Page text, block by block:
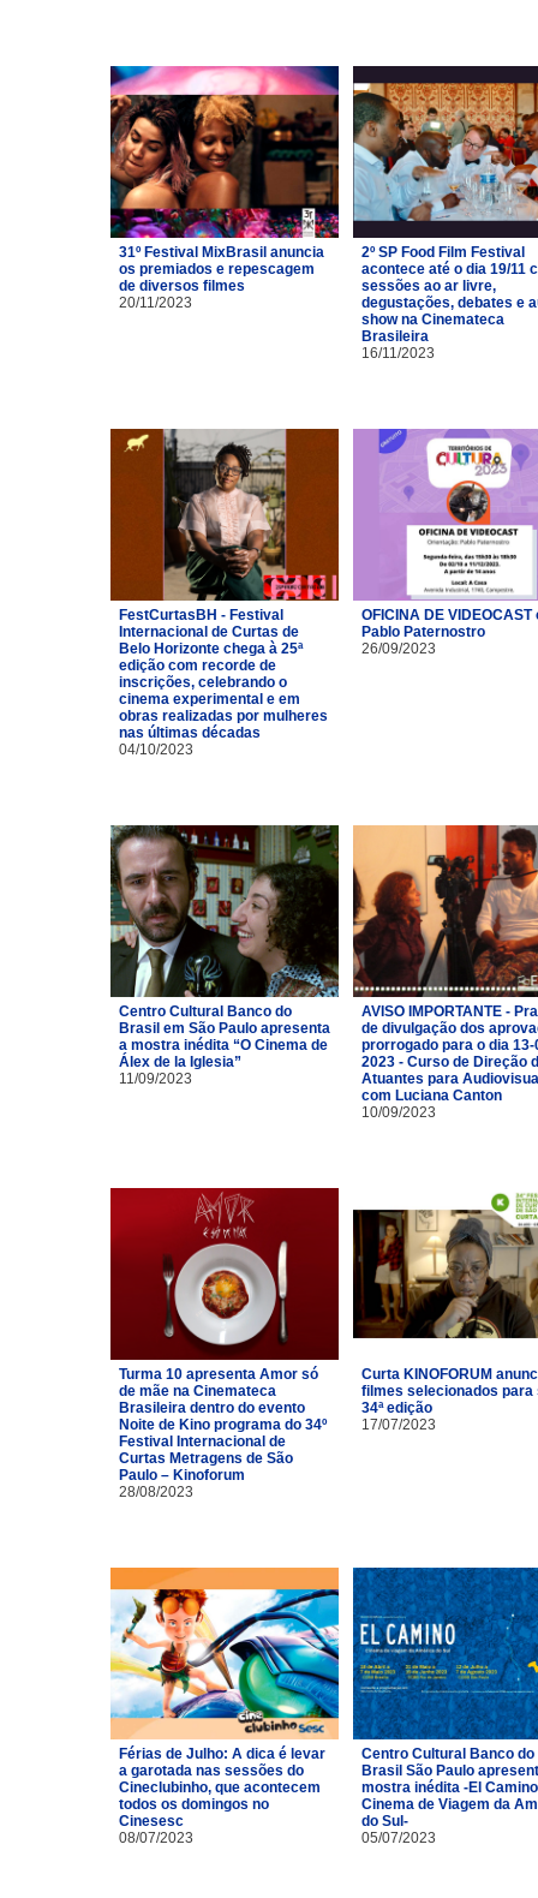
31º Festival MixBrasil anuncia
os premiados e repescagem
de diversos filmes
20/11/2023
2º SP Food Film Festival
acontece até o dia 19/11
sessões ao ar livre,
degustações, debates e
show na Cinemateca
Brasileira
16/11/2023
FestCurtasBH - Festival
Internacional de Curtas de
Belo Horizonte chega à 25ª
edição com recorde de
inscrições, celebrando o
cinema experimental e em
obras realizadas por mulheres
nas últimas décadas
04/10/2023
OFICINA DE VIDEOCAST
Pablo Paternostro
26/09/2023
Centro Cultural Banco do
Brasil em São Paulo apresenta
a mostra inédita “O Cinema de
Álex de la Iglesia”
11/09/2023
AVISO IMPORTANTE -
de divulgação dos
prorrogado para o dia 13-
2023 - Curso de Direção
Atuantes para
com Luciana Canton
10/09/2023
Turma 10 apresenta Amor só
de mãe na Cinemateca
Brasileira dentro do evento
Noite de Kino programa do 34º
Festival Internacional de
Curtas Metragens de São
Paulo – Kinoforum
28/08/2023
Curta KINOFORUM
filmes selecionados para
34ª edição
17/07/2023
Férias de Julho: A dica é levar
a garotada nas sessões do
Cineclubinho, que acontecem
todos os domingos no
Cinesesc
08/07/2023
Centro Cultural Banco do
Brasil São Paulo
mostra inédita -El
Cinema de Viagem da
do Sul-
05/07/2023